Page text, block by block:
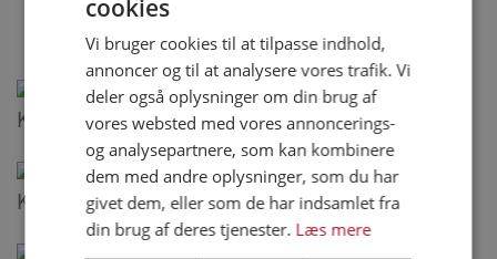
Relaterede opskrifter
Kyllingefrikadeller med tzatziki
Kyllingelasagne
ENGLISH
GERMAN
cookies
Vi bruger cookies til at tilpasse indhold,
annoncer og til at analysere vores trafik. Vi
deler også oplysninger om din brug af
vores websted med vores annoncerings-
og analysepartnere, som kan kombinere
dem med andre oplysninger, som du har
givet dem, eller som de har indsamlet fra
din brug af deres tjenester. Læs mere